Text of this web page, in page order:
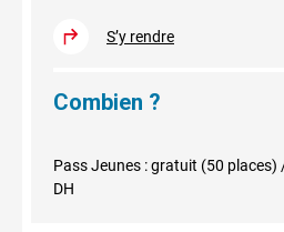
S’y rendre
Combien ?
Pass Jeunes : gratuit (50 places)
DH